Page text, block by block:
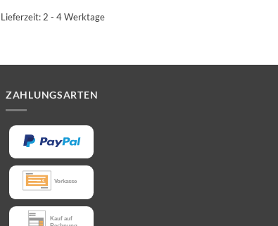
Lieferzeit: 2 - 4 Werktage
ZAHLUNGSARTEN